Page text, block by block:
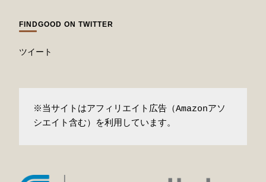
FINDGOOD ON TWITTER
ツイート
※当サイトはアフィリエイト広告（Amazonアソ
シエイト含む）を利用しています。